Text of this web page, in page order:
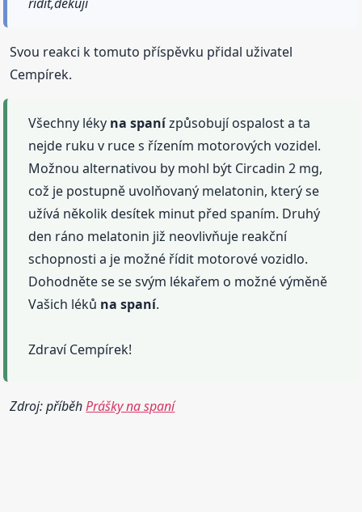
Svou reakci k tomuto příspěvku přidal uživatel
Cempírek.
Všechny léky na spanízpůsobují ospalost a ta
nejde ruku v ruce s řízením motorových vozidel.
Možnou alternativou by mohl být Circadin 2 mg,
což je postupně uvolňovaný melatonin, který se
užívá několik desítek minut před spaním. Druhý
den ráno melatonin již neovlivňuje reakční
schopnosti a je možné řídit motorové vozidlo.
Dohodněte se se svým lékařem o možné výměně
Vašich léků na spaní.
Zdraví Cempírek!
Zdroj: příběhPrášky na spaní